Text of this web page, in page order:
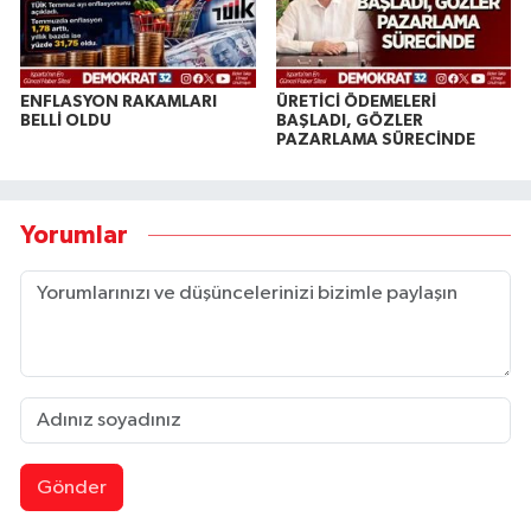
ENFLASYON RAKAMLARI
BELLİ OLDU
ÜRETİCİ ÖDEMELERİ
BAŞLADI, GÖZLER
PAZARLAMA SÜRECİNDE
Yorumlar
Gönder